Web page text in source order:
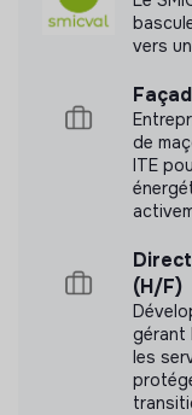
vers
de
ITE
(H/F)
gérant
les